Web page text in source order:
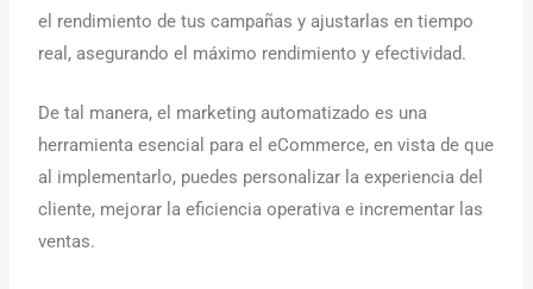
el rendimiento de tus campañas y ajustarlas en tiempo
real, asegurando el máximo rendimiento y efectividad.
De tal manera, el marketing automatizado es una
herramienta esencial para el eCommerce, en vista de que
al implementarlo, puedes personalizar la experiencia del
cliente, mejorar la eficiencia operativa e incrementar las
ventas.